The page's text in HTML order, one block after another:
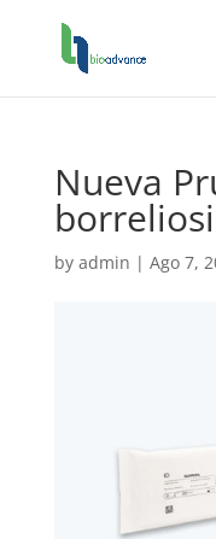
Nueva
by admin | Ago 7,